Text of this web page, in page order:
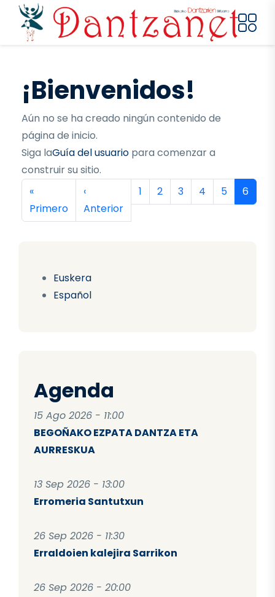
Pasar al contenido principal
Euskera
Español
Agenda
15 Ago 2026 - 11:00
BEGOÑAKO EZPATA DANTZA ETA
AURRESKUA
13 Sep 2026 - 13:00
Erromeria Santutxun
26 Sep 2026 - 11:30
Erraldoien kalejira Sarrikon
26 Sep 2026 - 20:00
¡Bienvenidos!
Aún no se ha creado ningún contenido de
página de inicio.
Siga laGuía del usuario para comenzar a
construir su sitio.
Paginación
Primera página
«
Primero
Página anterior
‹
Anterior
Página
1 Página
2 Página
3 Página
4 Página
5 6